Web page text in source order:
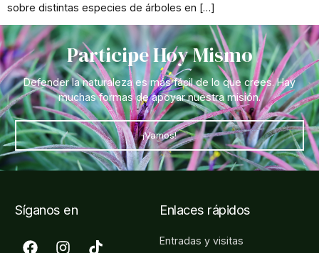
sobre distintas especies de árboles en […]
Participe Hoy Mismo
Defender la naturaleza es más fácil de lo que crees. Hay
muchas formas de apoyar nuestra misión.
¡Vamos!
Síganos en Enlaces rápidos
Entradas y visitas